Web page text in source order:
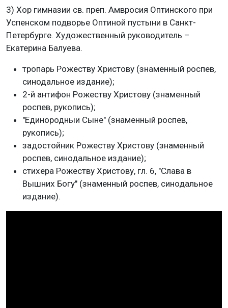
3) Хор гимназии св. преп. Амвросия Оптинского при
Успенском подворье Оптиной пустыни в Санкт-
Петербурге. Художественный руководитель –
Екатерина Балуева.
тропарь Рожеству Христову (знаменный роспев,
синодальное издание);
2-й антифон Рожеству Христову (знаменный
роспев, рукопись);
"Единородныи Сыне" (знаменный роспев,
рукопись);
задостойник Рожеству Христову (знаменный
роспев, синодальное издание);
стихера Рожеству Христову, гл. 6, "Слава в
Вышних Богу" (знаменный роспев, синодальное
издание).